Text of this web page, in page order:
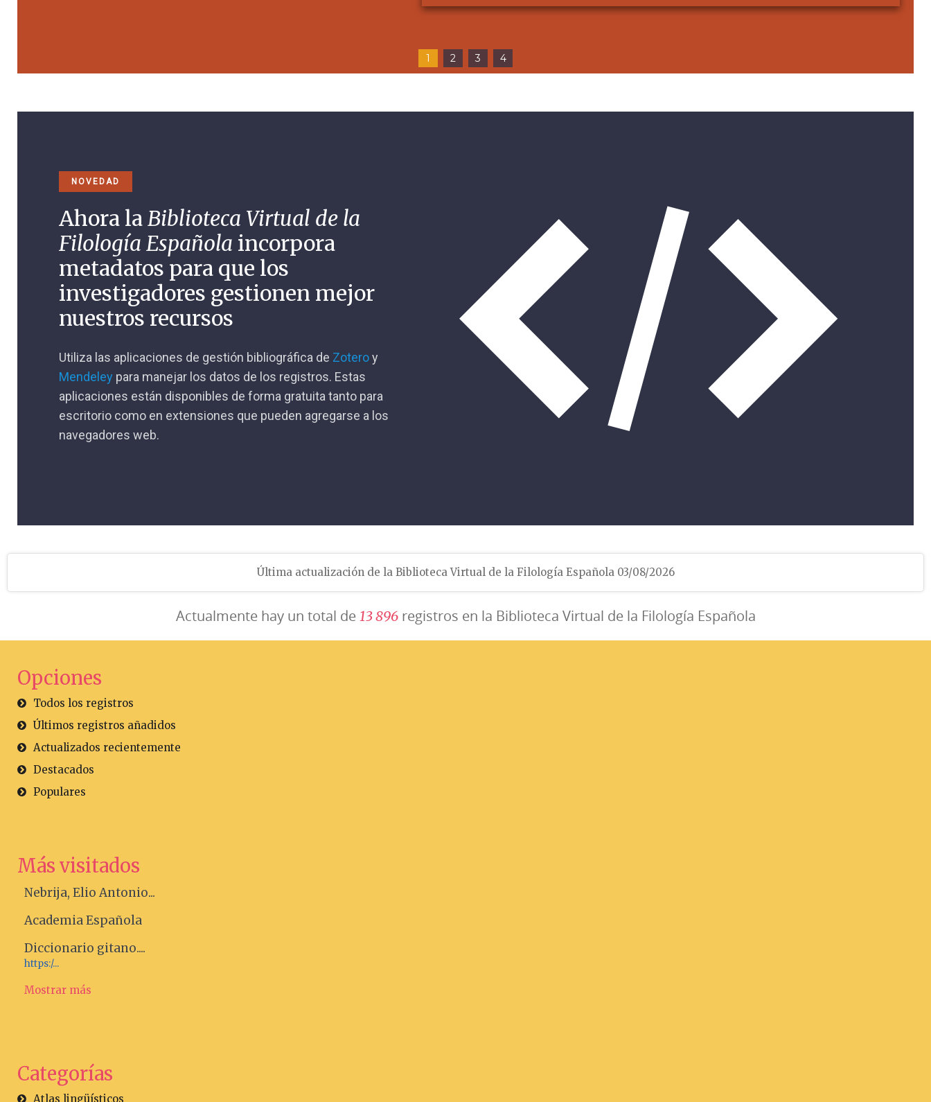
1 2 3 4
NOVEDAD
Ahora laBiblioteca Virtual de la
Filología Española incorpora
metadatos para que los
investigadores gestionen mejor
nuestros recursos
Utiliza las aplicaciones de gestión bibliográfica de Zoteroy
Mendeley para manejar los datos de los registros. Estas
aplicaciones están disponibles de forma gratuita tanto para
escritorio como en extensiones que pueden agregarse a los
navegadores web.
Última actualización de la Biblioteca Virtual de la Filología Española 03/08/2026
Actualmente hay un total de 13896registros en la Biblioteca Virtual de la Filología Española
Opciones
Todos los registros
Últimos registros añadidos
Actualizados recientemente
Destacados
Populares
Más visitados
Nebrija, Elio Antonio...
Academia Española
Diccionario gitano....
https:/...
Mostrar más
Categorías
Atlas lingüísticos